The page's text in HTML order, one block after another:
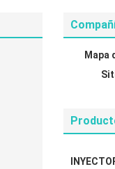
Mapa